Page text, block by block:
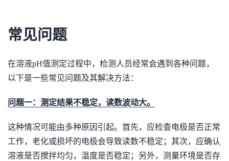
常见问题
在溶液pH值测定过程中，检测人员经常会遇到各种问题，
以下是一些常见问题及其解决方法：
问题一：测定结果不稳定，读数波动大。
这种情况可能由多种原因引起。首先，应检查电极是否正常
工作，老化或损坏的电极会导致读数不稳定；其次，应确认
溶液是否搅拌均匀，温度是否稳定；另外，测量环境是否存